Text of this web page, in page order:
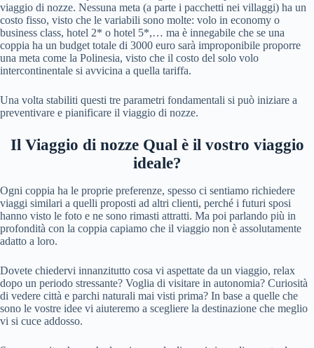
viaggio di nozze. Nessuna meta (a parte i pacchetti nei villaggi) ha un
costo fisso, visto che le variabili sono molte: volo in economy o
business class, hotel 2* o hotel 5*,… ma è innegabile che se una
coppia ha un budget totale di 3000 euro sarà improponibile proporre
una meta come la Polinesia, visto che il costo del solo volo
intercontinentale si avvicina a quella tariffa.
Una volta stabiliti questi tre parametri fondamentali si può iniziare a
preventivare e pianificare il viaggio di nozze.
Il Viaggio di nozze Qual è il vostro viaggio
ideale?
Ogni coppia ha le proprie preferenze, spesso ci sentiamo richiedere
viaggi similari a quelli proposti ad altri clienti, perché i futuri sposi
hanno visto le foto e ne sono rimasti attratti. Ma poi parlando più in
profondità con la coppia capiamo che il viaggio non è assolutamente
adatto a loro.
Dovete chiedervi innanzitutto cosa vi aspettate da un viaggio, relax
dopo un periodo stressante? Voglia di visitare in autonomia? Curiosità
di vedere città e parchi naturali mai visti prima? In base a quelle che
sono le vostre idee vi aiuteremo a scegliere la destinazione che meglio
vi si cuce addosso.